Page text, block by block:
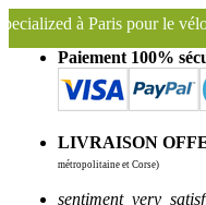
le vélo de Course, de
Paiement 100%
LIVRAISON
métropolitaine et Corse)